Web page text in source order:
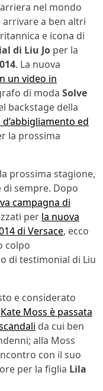
nel mondo
a ben altri
e icona di
di Liu Jo per la
. La nuova
un video in
di moda Solve
backstage della
d’abbigliamento ed
la prossima
prossima stagione,
sempre. Dopo
campagna di
per la nuova
di Versace, ecco
colpo
di testimonial di Liu
e considerato
Kate Moss è passata
da cui ben
alla Moss
con il suo
per la figlia Lila